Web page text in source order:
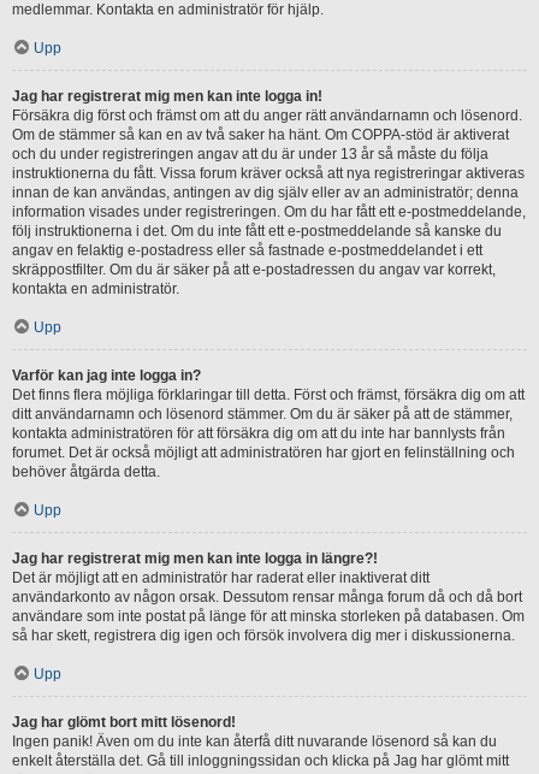
medlemmar. Kontakta en administratör för hjälp.
Upp
Jag har registrerat mig men kan inte logga in!
Försäkra dig först och främst om att du anger rätt användarnamn och lösenord.
Om de stämmer så kan en av två saker ha hänt. Om COPPA-stöd är aktiverat
och du under registreringen angav att du är under 13 år så måste du följa
instruktionerna du fått. Vissa forum kräver också att nya registreringar aktiveras
innan de kan användas, antingen av dig själv eller av an administratör; denna
information visades under registreringen. Om du har fått ett e-postmeddelande,
följ instruktionerna i det. Om du inte fått ett e-postmeddelande så kanske du
angav en felaktig e-postadress eller så fastnade e-postmeddelandet i ett
skräppostfilter. Om du är säker på att e-postadressen du angav var korrekt,
kontakta en administratör.
Upp
Varför kan jag inte logga in?
Det finns flera möjliga förklaringar till detta. Först och främst, försäkra dig om att
ditt användarnamn och lösenord stämmer. Om du är säker på att de stämmer,
kontakta administratören för att försäkra dig om att du inte har bannlysts från
forumet. Det är också möjligt att administratören har gjort en felinställning och
behöver åtgärda detta.
Upp
Jag har registrerat mig men kan inte logga in längre?!
Det är möjligt att en administratör har raderat eller inaktiverat ditt
användarkonto av någon orsak. Dessutom rensar många forum då och då bort
användare som inte postat på länge för att minska storleken på databasen. Om
så har skett, registrera dig igen och försök involvera dig mer i diskussionerna.
Upp
Jag har glömt bort mitt lösenord!
Ingen panik! Även om du inte kan återfå ditt nuvarande lösenord så kan du
enkelt återställa det. Gå till inloggningssidan och klicka på Jag har glömt mitt